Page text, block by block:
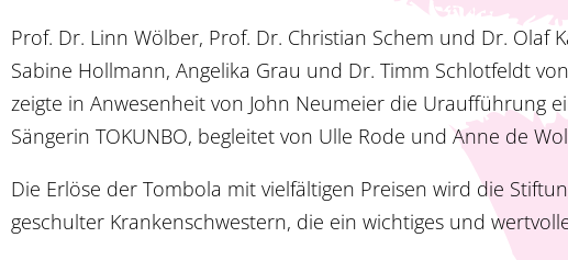
Prof. Dr. Linn Wölber, Prof. Dr. Christian Schem und Dr.
Sabine Hollmann, Angelika Grau und Dr. Timm Schlotfeldt
zeigte in Anwesenheit von John Neumeier die Uraufführung
Sängerin TOKUNBO, begleitet von Ulle Rode und Anne de
Die Erlöse der Tombola mit vielfältigen Preisen wird die
geschulter Krankenschwestern, die ein wichtiges und